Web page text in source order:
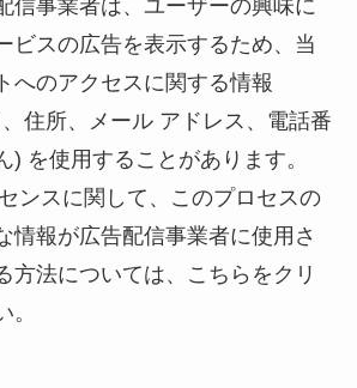
信事業者は、ユーザーの興味に
ビスの広告を表示するため、当
へのアクセスに関する情報
、住所、メール アドレス、電話番
) を使用することがあります。
ンスに関して、このプロセスの
情報が広告配信事業者に使用さ
方法については、こちらをクリ